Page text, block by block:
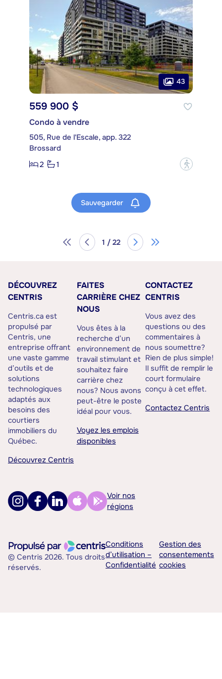
43
559 900 $
Condo à vendre
505, Rue de l'Escale, app. 322
Brossard
2
1 ?
Sauvegarder
1 / 22
DÉCOUVREZ
CENTRIS
Centris.ca est
propulsé par
Centris, une
entreprise offrant
une vaste gamme
d’outils et de
solutions
technologiques
adaptés aux
besoins des
courtiers
immobiliers du
Québec.
Découvrez Centris
FAITES
CARRIÈRE CHEZ
NOUS
Vous êtes à la
recherche d’un
environnement de
travail stimulant et
souhaitez faire
carrière chez
nous? Nous avons
peut-être le poste
idéal pour vous.
Voyez les emplois
disponibles
CONTACTEZ
CENTRIS
Vous avez des
questions ou des
commentaires à
nous soumettre?
Rien de plus simple!
Il suffit de remplir le
court formulaire
conçu à cet effet.
Contactez Centris
Voir nos
régions
© Centris 2026. Tous droits
réservés.
Conditions
d’utilisation –
Confidentialité
Gestion des
consentements
cookies